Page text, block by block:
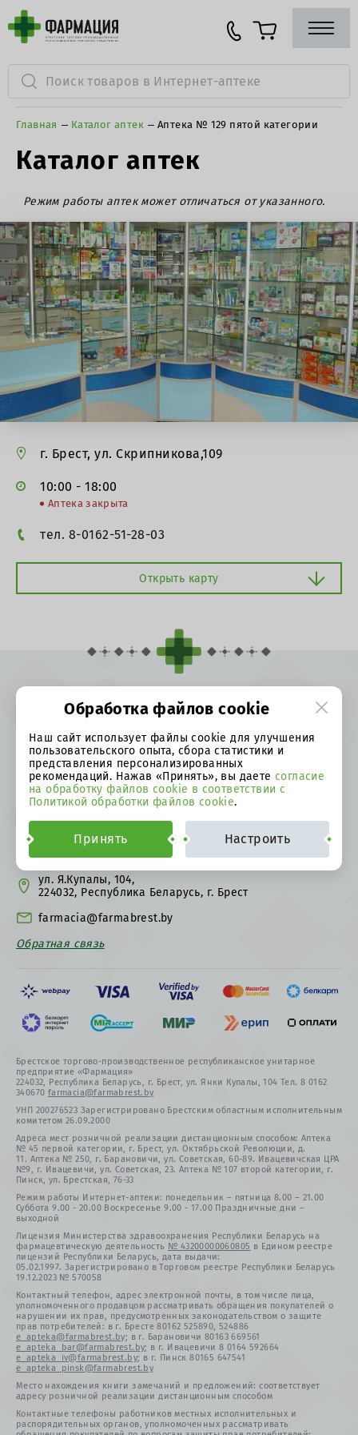
Главная Каталог аптек Аптека № 129 пятой категории
Каталог аптек
Режим работы аптек может отличаться от указанного.
г. Брест, ул. Скрипникова,109
10:00 - 18:00
Аптека закрыта
тел. 8-0162-51-28-03
Открыть карту
Информация для покупателей Интернет-аптеки
Оплата и возврат денежных
средств
Оформление заказа
Возврат товара
Доставка
обязанности продавца
8 0162 34 06 70
ул. Я.Купалы, 104,
224032, Республика Беларусь, г. Брест
farmacia@farmabrest.by
Обратная связь
Брестское торгово-производственное республиканское унитарное
предприятие «Фармация»
224032, Республика Беларусь, г. Брест, ул. Янки Купалы, 104 Тел. 8 0162
340670 farmacia@farmabrest.by
УНП 200276523 Зарегистрировано Брестским областным исполнительным
комитетом 26.09.2000
Адреса мест розничной реализации дистанционным способом: Аптека
№ 45 первой категории, г. Брест, ул. Октябрьской Революции, д.
11. Аптека № 250, г. Барановичи, ул. Советская, 60-89. Ивацевичская ЦРА
№9, г. Ивацевичи, ул. Советская, 23. Аптека № 107 второй категории, г.
Пинск, ул. Брестская, 76-33
Режим работы Интернет-аптеки: понедельник – пятница 8.00 – 21.00
Суббота 9.00 - 20.00 Воскресенье 9.00 - 17.00 Праздничные дни –
выходной
Лицензия Министерства здравоохранения Республики Беларусь на
фармацевтическую деятельность № 43200000060805 в Едином реестре
лицензий Республики Беларусь, дата выдачи:
05.02.1997. Зарегистрировано в Торговом реестре Республики Беларусь
19.12.2023 № 570058
Контактный телефон, адрес электронной почты, в том числе лица,
уполномоченного продавцом рассматривать обращения покупателей о
нарушении их прав, предусмотренных законодательством о защите
прав потребителей: в г. Бресте 80162 525890, 524886
e_apteka@farmabrest.by; в г. Барановичи 80163 669561
e_apteka_bar@farmabrest.by; в г. Ивацевичи 8 0164 592664
e_apteka_iv@farmabrest.by; в г. Пинск 80165 647541
e_apteka_pinsk@farmabrest.by
Место нахождения книги замечаний и предложений: соответствует
адресу розничной реализации дистанционным способом
Контактные телефоны работников местных исполнительных и
распорядительных органов, уполномоченных рассматривать
Обработка файлов cookie
Наш сайт использует файлы cookie для улучшения
пользовательского опыта, сбора статистики и
представления персонализированных
рекомендаций. Нажав «Принять», вы даете согласие
на обработку файлов cookie в соответствии с
Политикой обработки файлов cookie.
Принять Настроить